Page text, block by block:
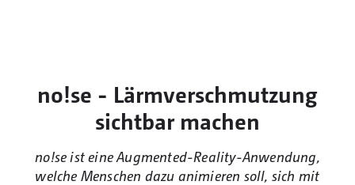
no!se - Lärmverschmutzung
sichtbar machen
no!se ist eine Augmented-Reality-Anwendung,
welche Menschen dazu animieren soll, sich mit